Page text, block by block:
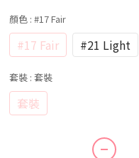
顏色 : #17 Fair
#17 Fair #21 Light
套裝 : 套裝
套裝